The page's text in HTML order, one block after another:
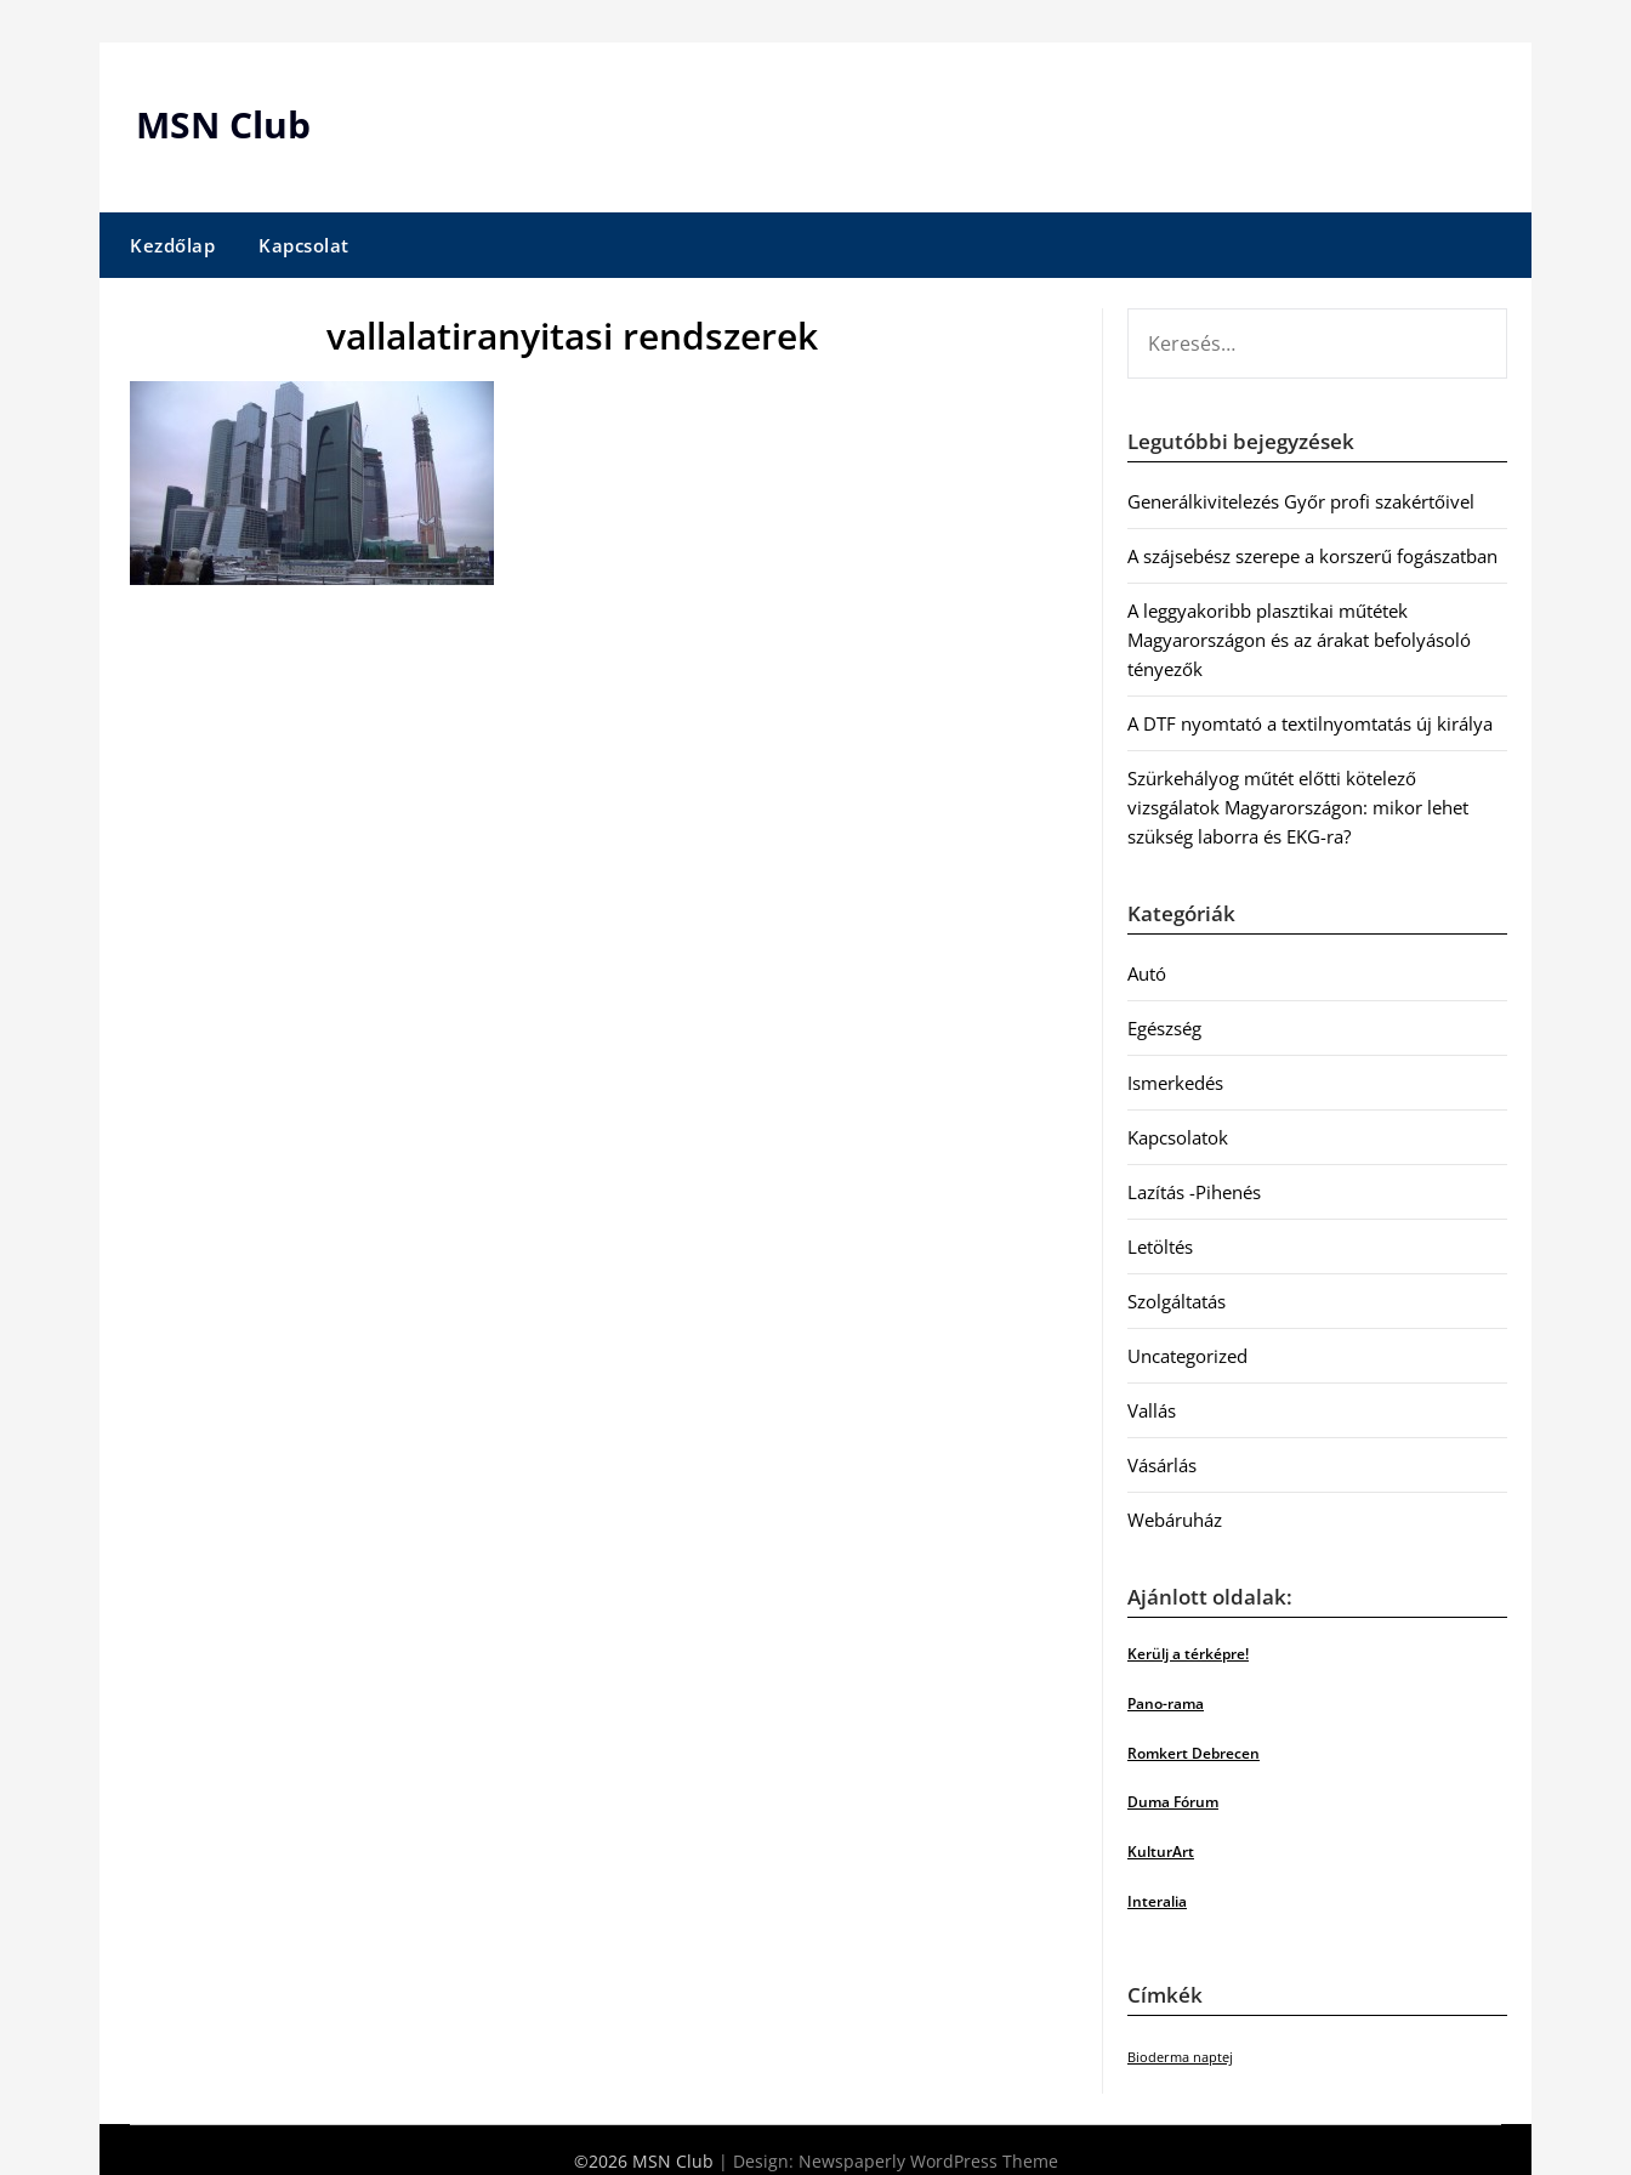
MSN Club
Kezdőlap Kapcsolat
vallalatiranyitasi rendszerek
Legutóbbi bejegyzések
Generálkivitelezés Győr profi szakértőivel
A szájsebész szerepe a korszerű fogászatban
A leggyakoribb plasztikai műtétek
Magyarországon és az árakat befolyásoló
tényezők
A DTF nyomtató a textilnyomtatás új királya
Szürkehályog műtét előtti kötelező
vizsgálatok Magyarországon: mikor lehet
szükség laborra és EKG-ra?
Kategóriák
Autó
Egészség
Ismerkedés
Kapcsolatok
Lazítás -Pihenés
Letöltés
Szolgáltatás
Uncategorized
Vallás
Vásárlás
Webáruház
Ajánlott oldalak:
Kerülj a térképre!
Pano-rama
Romkert Debrecen
Duma Fórum
KulturArt
Interalia
Címkék
Bioderma naptej
©2026 MSN Club | Design: Newspaperly WordPress Theme